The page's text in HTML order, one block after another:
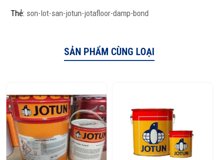
Thẻ: son-lot-san-jotun-jotafloor-damp-bond
SẢN PHẨM CÙNG LOẠI